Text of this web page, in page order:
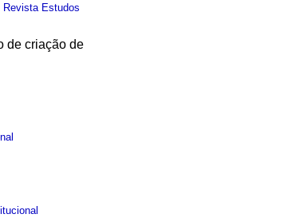
Revista Estudos
de criação de